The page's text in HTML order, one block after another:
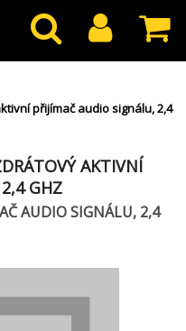
přijímač audio signálu, 2,4
AKTIVNÍ
GHZ
AUDIO SIGNÁLU, 2,4